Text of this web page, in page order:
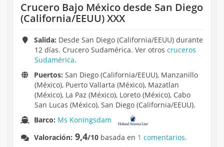
Crucero Bajo México desde San Diego
(California/EEUU) XXX
Salida: Desde San Diego (California/EEUU) durante
12 días. Crucero Sudamérica. Ver otros cruceros
Sudamérica.
Puertos: San Diego (California/EEUU), Manzanillo
(México), Puerto Vallarta (México), Mazatlan
(México), La Paz (México), Loreto (México), Cabo
San Lucas (México), San Diego (California/EEUU).
Barco: Ms Koningsdam
Valoración: 9,4/10 basada en 1 comentarios.